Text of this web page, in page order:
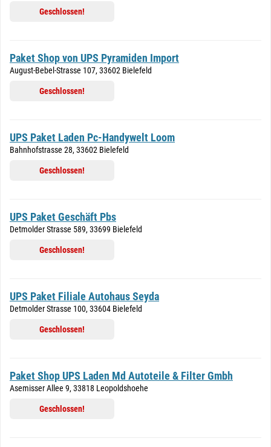
Geschlossen!
Paket Shop von UPS Pyramiden Import
August-Bebel-Strasse 107, 33602 Bielefeld
Geschlossen!
UPS Paket Laden Pc-Handywelt Loom
Bahnhofstrasse 28, 33602 Bielefeld
Geschlossen!
UPS Paket Geschäft Pbs
Detmolder Strasse 589, 33699 Bielefeld
Geschlossen!
UPS Paket Filiale Autohaus Seyda
Detmolder Strasse 100, 33604 Bielefeld
Geschlossen!
Paket Shop UPS Laden Md Autoteile & Filter Gmbh
Asemisser Allee 9, 33818 Leopoldshoehe
Geschlossen!